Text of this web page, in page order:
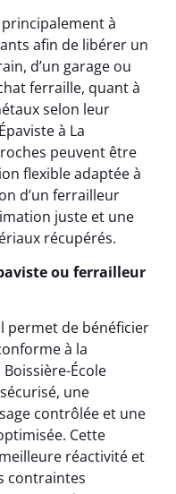
à
afin de libérer un
d’un garage ou
ferraille, quant à
selon leur
à La
peuvent être
flexible adaptée à
d’un ferrailleur
juste et une
récupérés.
ou ferrailleur
permet de bénéficier
à la
École
une
contrôlée et une
Cette
réactivité et
contraintes